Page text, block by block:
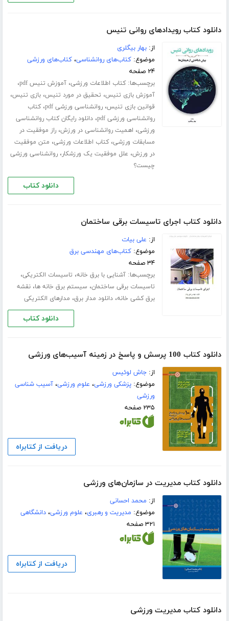
دانلود کتاب رویدادهای روانی تنیس
از:بهار بیگلری
موضوع:کتاب‌های روانشناسی،کتاب‌های ورزشی
۲۴ صفحه
برچسب‌ها:کتاب اطلاعات ورزشی،آموزش تنیس pdf ،
آموزش بازی تنیس، تحقیق در مورد تنیس،بازی تنیس،
قوانین بازی تنیس،روانشناسی ورزشی pdf ،کتاب
روانشناسی ورزشی pdf
،دانلود رایگان کتاب روانشناسی
ورزشی، اهمیت روانشناسی در ورزش،راز موفقیت در
مسابقات ورزشی،کتاب اطلاعات ورزشی، متن موفقیت
در ورزش، علل موفقیت یک ورزشکار،روانشناسی ورزشی
چیست؟
دانلود کتاب
دانلود کتاب اجرای تاسیسات برقی ساختمان
از: علی بیات
موضوع:کتاب‌های مهندسی برق
۳۴ صفحه
برچسب‌ها:آشنایی با برق خانه، تاسیسات الکتریکی،
تاسیسات برقی ساختمان، سیستم برق خانه ها،نقشه
برق کشی خانه،دانلود مدار برق، مدارهای الکتریکی
دانلود کتاب
دانلود کتاب 100 پرسش و پاسخ در زمینه آسیب‌های ورزشی
از:جاش لوئیس
موضوع:پزشکی ورزشی، علوم ورزشی،آسیب شناسی
ورزشی
۲۳۵ صفحه
دریافت از کتابراه
دانلود کتاب مدیریت در سازمان‌های ورزشی
از: محمد احسانی
موضوع: مدیریت و رهبری، علوم ورزشی،دانشگاهی
۳۲۱ صفحه
دریافت از کتابراه
دانلود کتاب مدیریت ورزشی